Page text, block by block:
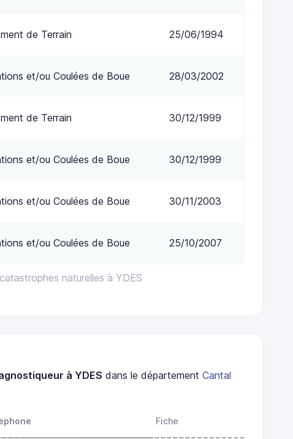
naturelles à YDES
de Terrain 25/06/1994
et/ou Coulées de Boue 28/03/2002
de Terrain 30/12/1999
et/ou Coulées de Boue 30/12/1999
et/ou Coulées de Boue 30/11/2003
et/ou Coulées de Boue 25/10/2007
à YDES dans le départementCantal
Fiche